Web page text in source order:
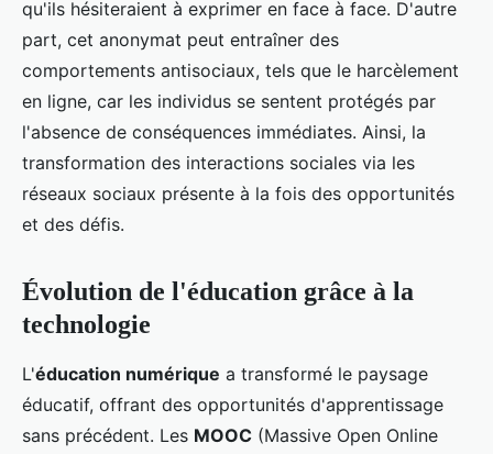
qu'ils hésiteraient à exprimer en face à face. D'autre
part, cet anonymat peut entraîner des
comportements antisociaux, tels que le harcèlement
en ligne, car les individus se sentent protégés par
l'absence de conséquences immédiates. Ainsi, la
transformation des interactions sociales via les
réseaux sociaux présente à la fois des opportunités
et des défis.
Évolution de l'éducation grâce à la
technologie
L'éducation numérique a transformé le paysage
éducatif, offrant des opportunités d'apprentissage
sans précédent. Les MOOC (Massive Open Online